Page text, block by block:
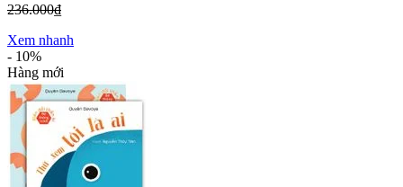
236.000₫
Xem nhanh
- 10%
Hàng mới